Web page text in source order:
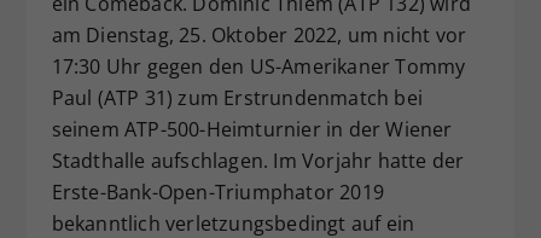
am Dienstag, 25. Oktober 2022, um nicht vor
17:30 Uhr gegen den US-Amerikaner Tommy
Paul (ATP 31) zum Erstrundenmatch bei
seinem ATP-500-Heimturnier in der Wiener
Stadthalle aufschlagen. Im Vorjahr hatte der
Erste-Bank-Open-Triumphator 2019
bekanntlich verletzungsbedingt auf ein
Zweck
Dieser Wert speichert Ihre Consent-
Einstellungen. Unter anderem eine
zufällig generierte ID, für die
historische Speicherung Ihrer
vorgenommen Einstellungen, falls der
Webseiten-Betreiber dies eingestellt
hat.